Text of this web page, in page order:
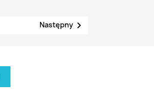
Następny